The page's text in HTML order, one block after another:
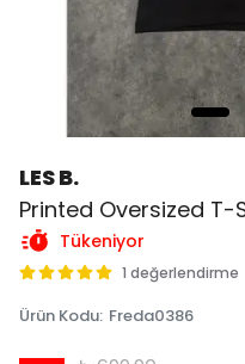
LES B.
Printed Oversized T-
Tükeniyor
1 değerlendirme
Ürün Kodu: Freda0386